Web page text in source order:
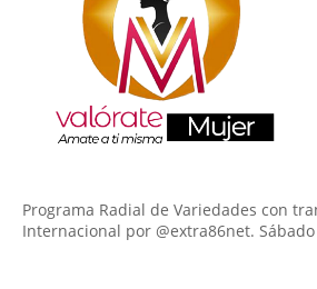
Programa Radial de Variedades con
Internacional por @extra86net.